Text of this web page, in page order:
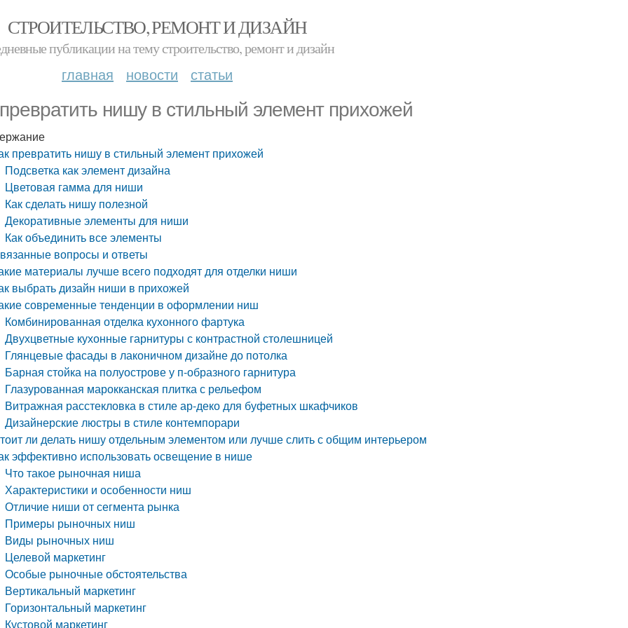
СТРОИТЕЛЬСТВО, РЕМОНТ И ДИЗАЙН
публикации на тему строительство, ремонт и дизайн
главная новости статьи
нишу в стильный элемент прихожей
превратить нишу в стильный элемент прихожей
Подсветка как элемент дизайна
Цветовая гамма для ниши
Как сделать нишу полезной
Декоративные элементы для ниши
Как объединить все элементы
вопросы и ответы
материалы лучше всего подходят для отделки ниши
выбрать дизайн ниши в прихожей
современные тенденции в оформлении ниш
Комбинированная отделка кухонного фартука
Двухцветные кухонные гарнитуры с контрастной столешницей
Глянцевые фасады в лаконичном дизайне до потолка
Барная стойка на полуострове у п-образного гарнитура
Глазурованная марокканская плитка с рельефом
Витражная расстекловка в стиле ар-деко для буфетных шкафчиков
Дизайнерские люстры в стиле контемпорари
ли делать нишу отдельным элементом или лучше слить с общим интерьером
эффективно использовать освещение в нише
Что такое рыночная ниша
Характеристики и особенности ниш
Отличие ниши от сегмента рынка
Примеры рыночных ниш
Виды рыночных ниш
Целевой маркетинг
Особые рыночные обстоятельства
Вертикальный маркетинг
Горизонтальный маркетинг
Кустовой маркетинг